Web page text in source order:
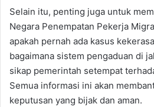
Selain itu, penting juga untuk
Negara Penempatan Pekerja
apakah pernah ada kasus
bagaimana sistem pengaduan di
sikap pemerintah setempat
Semua informasi ini akan
keputusan yang bijak dan aman.